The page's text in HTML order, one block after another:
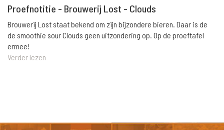
Proefnotitie - Brouwerij Lost - Clouds
Brouwerij Lost staat bekend om zijn bijzondere bieren. Daar is de
de smoothie sour Clouds geen uitzondering op. Op de proeftafel
ermee!
Verder lezen